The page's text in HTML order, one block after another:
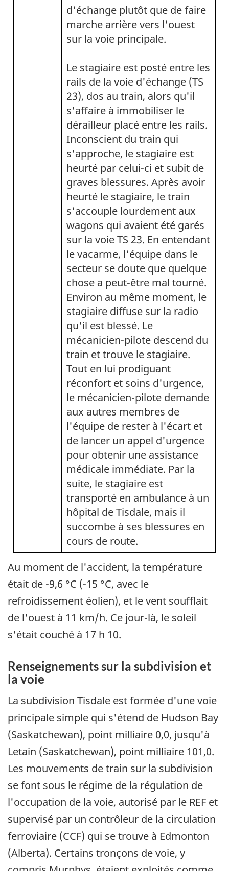
d'échange plutôt que de faire
marche arrière vers l'ouest
sur la voie principale.
Le stagiaire est posté entre les
rails de la voie d'échange (TS
23), dos au train, alors qu'il
s'affaire à immobiliser le
dérailleur placé entre les rails.
Inconscient du train qui
s'approche, le stagiaire est
heurté par celui-ci et subit de
graves blessures. Après avoir
heurté le stagiaire, le train
s'accouple lourdement aux
wagons qui avaient été garés
sur la voie TS 23. En entendant
le vacarme, l'équipe dans le
secteur se doute que quelque
chose a peut-être mal tourné.
Environ au même moment, le
stagiaire diffuse sur la radio
qu'il est blessé. Le
mécanicien-pilote descend du
train et trouve le stagiaire.
Tout en lui prodiguant
réconfort et soins d'urgence,
le mécanicien-pilote demande
aux autres membres de
l'équipe de rester à l'écart et
de lancer un appel d'urgence
pour obtenir une assistance
médicale immédiate. Par la
suite, le stagiaire est
transporté en ambulance à un
hôpital de Tisdale, mais il
succombe à ses blessures en
cours de route.
Au moment de l'accident, la température
était de -9,6 °C (-15 °C, avec le
refroidissement éolien), et le vent soufflait
de l'ouest à 11 km/h. Ce jour-là, le soleil
s'était couché à 17 h 10.
Renseignements sur la subdivision et
la voie
La subdivision Tisdale est formée d'une voie
principale simple qui s'étend de Hudson Bay
(Saskatchewan), point milliaire 0,0, jusqu'à
Letain (Saskatchewan), point milliaire 101,0.
Les mouvements de train sur la subdivision
se font sous le régime de la régulation de
l'occupation de la voie, autorisé par le REF et
supervisé par un contrôleur de la circulation
ferroviaire (CCF) qui se trouve à Edmonton
(Alberta). Certains tronçons de voie, y